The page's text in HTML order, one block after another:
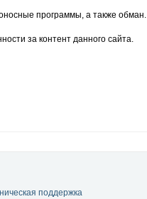
программы, а также обман.
за контент данного сайта.
поддержка